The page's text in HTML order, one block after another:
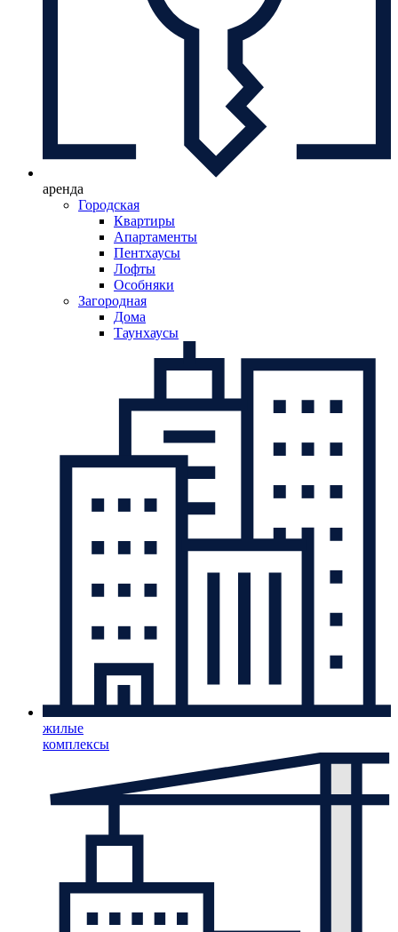
аренда
Городская
Квартиры
Апартаменты
Пентхаусы
Лофты
Особняки
Загородная
Дома
Таунхаусы
жилые
комплексы